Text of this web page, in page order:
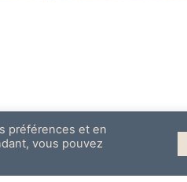
préférences et en
vous pouvez